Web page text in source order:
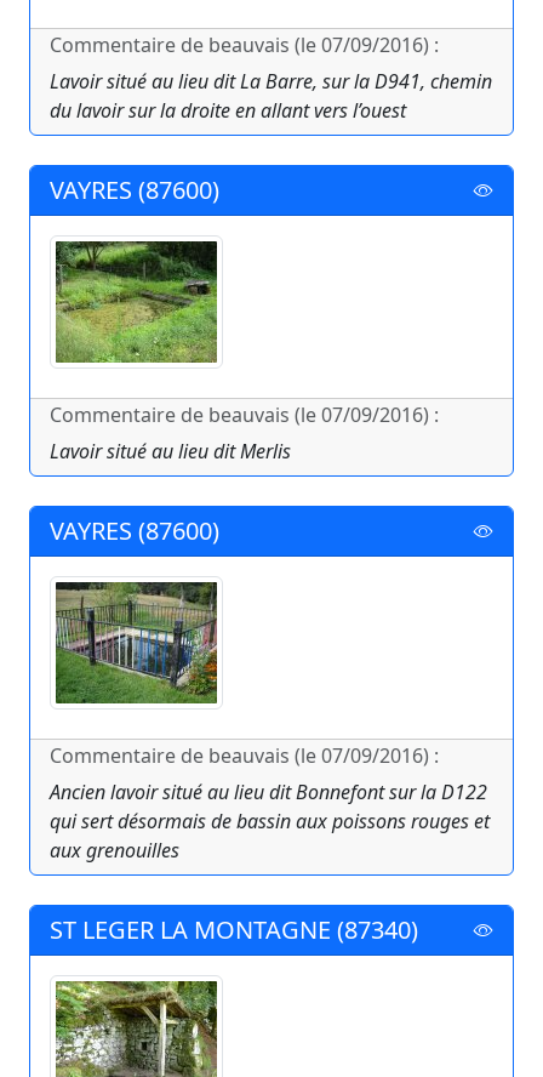
Commentaire de beauvais (le 07/09/2016) :
Lavoir situé au lieu dit La Barre, sur la D941, chemin
du lavoir sur la droite en allant vers l’ouest
VAYRES (87600)
Commentaire de beauvais (le 07/09/2016) :
Lavoir situé au lieu dit Merlis
VAYRES (87600)
Commentaire de beauvais (le 07/09/2016) :
Ancien lavoir situé au lieu dit Bonnefont sur la D122
qui sert désormais de bassin aux poissons rouges et
aux grenouilles
ST LEGER LA MONTAGNE (87340)